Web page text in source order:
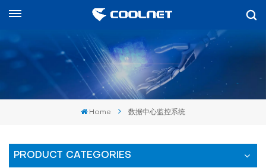
Home 数据中心监控系统
PRODUCT CATEGORIES